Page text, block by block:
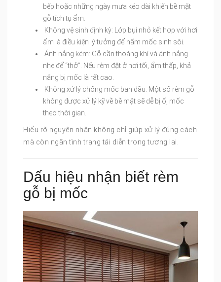
bếp hoặc những ngày mưa kéo dài khiến bề mặt
gỗ tích tụ ẩm.
Không vệ sinh định kỳ: Lớp bụi nhỏ kết hợp với hơi
ẩm là điều kiện lý tưởng để nấm mốc sinh sôi.
Ánh nắng kém: Gỗ cần thoáng khí và ánh nắng
nhẹ để “thở”. Nếu rèm đặt ở nơi tối, ẩm thấp, khả
năng bị mốc là rất cao.
Không xử lý chống mốc ban đầu: Một số rèm gỗ
không được xử lý kỹ về bề mặt sẽ dễ bị ố, mốc
theo thời gian.
Hiểu rõ nguyên nhân không chỉ giúp xử lý đúng cách
mà còn ngăn tình trạng tái diễn trong tương lai.
Dấu hiệu nhận biết rèm
gỗ bị mốc